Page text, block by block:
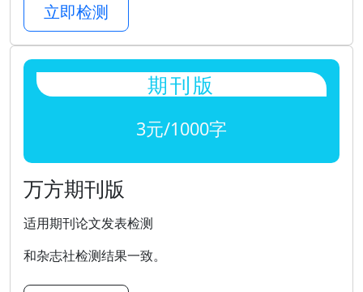
立即检测
期刊版
3元/1000字
万方期刊版
适用期刊论文发表检测
和杂志社检测结果一致。